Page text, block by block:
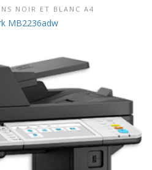
CE PRODUIT
NOIR ET BLANC A4
MB2236adw